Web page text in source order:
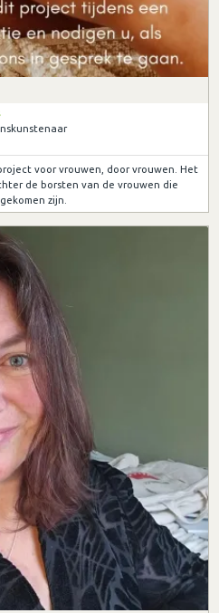
voor vrouwen, door vrouwen. Het
de borsten van de vrouwen die
zijn.